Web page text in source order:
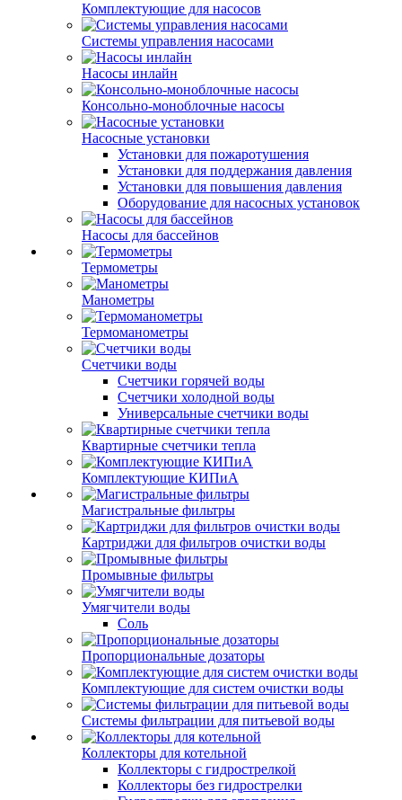
Комплектующие для насосов
Системы управления насосами
Насосы инлайн
Консольно-моноблочные насосы
Насосные установки
Установки для пожаротушения
Установки для поддержания давления
Установки для повышения давления
Оборудование для насосных установок
Насосы для бассейнов
Термометры
Манометры
Термоманометры
Счетчики воды
Счетчики горячей воды
Счетчики холодной воды
Универсальные счетчики воды
Квартирные счетчики тепла
Комплектующие КИПиА
Магистральные фильтры
Картриджи для фильтров очистки воды
Промывные фильтры
Умягчители воды
Соль
Пропорциональные дозаторы
Комплектующие для систем очистки воды
Системы фильтрации для питьевой воды
Коллекторы для котельной
Коллекторы с гидрострелкой
Коллекторы без гидрострелки